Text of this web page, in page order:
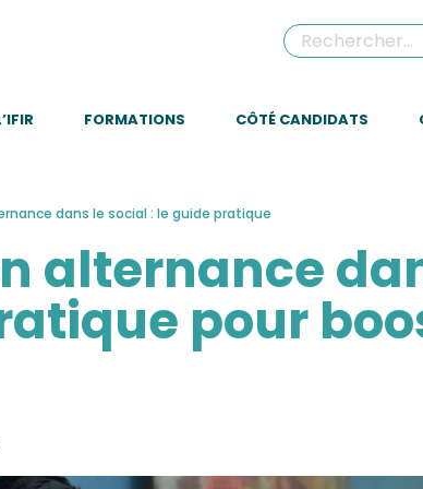
FORMATIONS CÔTÉ CANDIDATS
dans le social : le guide pratique
alternance
pour